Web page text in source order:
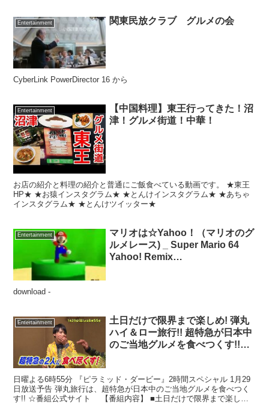
Entertainment 関東民放クラブ グルメの会
CyberLink PowerDirector 16 から
Entertainment
【中国料理】東王行ってきた！沼
津！グルメ街道！中華！
お店の紹介と料理の紹介と普通にご飯食べている動画です。 ★東王
HP★ ★お猿インスタグラム★ ★とんけインスタグラム★ ★あちゃ
インスタグラム★ ★とんけツイッター★
Entertainment
マリオは☆Yahoo！（マリオのグ
ルメレース) _ Super Mario 64
Yahoo! Remix
download -
Entertainment
土日だけで限界まで楽しめ! 弾丸
ハイ＆ロー旅行!! 超特急が日本中
のご当地グルメを食べつくす!!
日曜よる6時55分 『ピラミッド・ダービー』2時間スペシャル 1月29
日放送予告 弾丸旅行は、超特急が日本中のご当地グルメを食べつく
す!! ☆番組公式サイト 【番組内容】 ■土日だけで限界まで楽しめ!